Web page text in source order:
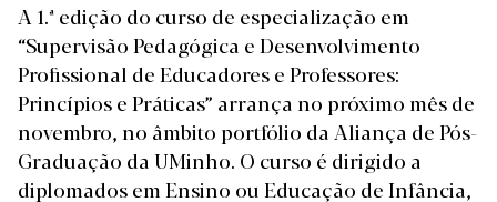
A 1.ª edição do curso de especialização em
“Supervisão Pedagógica e Desenvolvimento
Profissional de Educadores e Professores:
Princípios e Práticas” arrança no próximo mês de
novembro, no âmbito portfólio da Aliança de Pós-
Graduação da UMinho. O curso é dirigido a
diplomados em Ensino ou Educação de Infância,